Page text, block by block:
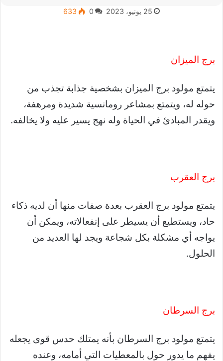
25 يونيو، 2023 0
633
برج الميزان
يتمتع مولود برج الميزان بشخصية جذابة تجذب من
حوله له، ويتمتع بمشاعر رومانسية شديدة ومرهفة،
ويقدر المبادئ في الحياة وله نهج يسير عليه ولا يخالفه.
برج العقرب
يتمتع مولود برج العقرب بعدة صفات منها أن لديه ذكاء
حاد، ويستطيع أن يسيطر على إنفعالاته، ويمكن أن
يواجه أي مشكلة بكل شجاعة ويجد لها العديد من
الحلول.
برج السرطان
يتمتع مولود برج السرطان بأنه يمتلك حدس قوى يجعله
يفهم ما يدور حول بالمعطيات التي أمامه، وعنده